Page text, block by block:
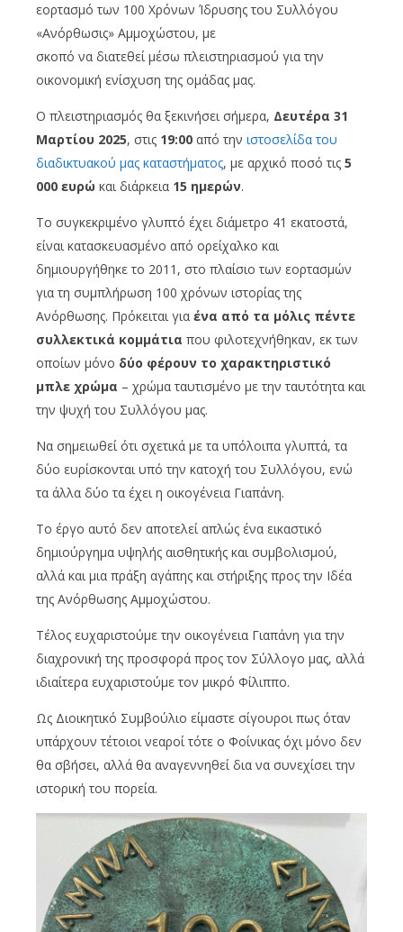
εορτασμό των 100 Χρόνων Ίδρυσης του Συλλόγου
«Ανόρθωσις» Αμμοχώστου, με
σκοπό να διατεθεί μέσω πλειστηριασμού για την
οικονομική ενίσχυση της ομάδας μας.
Ο πλειστηριασμός θα ξεκινήσει σήμερα, Δευτέρα 31
Μαρτίου 2025, στις 19:00 από την ιστοσελίδα του
διαδικτυακού μας καταστήματος, με αρχικό ποσό τις 5
000 ευρώ και διάρκεια 15 ημερών.
Το συγκεκριμένο γλυπτό έχει διάμετρο 41 εκατοστά,
είναι κατασκευασμένο από ορείχαλκο και
δημιουργήθηκε το 2011, στο πλαίσιο των εορτασμών
για τη συμπλήρωση 100 χρόνων ιστορίας της
Ανόρθωσης. Πρόκειται για ένα από τα μόλις πέντε
συλλεκτικά κομμάτια που φιλοτεχνήθηκαν, εκ των
οποίων μόνο δύο φέρουν το χαρακτηριστικό
μπλε χρώμα – χρώμα ταυτισμένο με την ταυτότητα και
την ψυχή του Συλλόγου μας.
Να σημειωθεί ότι σχετικά με τα υπόλοιπα γλυπτά, τα
δύο ευρίσκονται υπό την κατοχή του Συλλόγου, ενώ
τα άλλα δύο τα έχει η οικογένεια Γιαπάνη.
Το έργο αυτό δεν αποτελεί απλώς ένα εικαστικό
δημιούργημα υψηλής αισθητικής και συμβολισμού,
αλλά και μια πράξη αγάπης και στήριξης προς την Ιδέα
της Ανόρθωσης Αμμοχώστου.
Τέλος ευχαριστούμε την οικογένεια Γιαπάνη για την
διαχρονική της προσφορά προς τον Σύλλογο μας, αλλά
ιδιαίτερα ευχαριστούμε τον μικρό Φίλιππο.
Ως Διοικητικό Συμβούλιο είμαστε σίγουροι πως όταν
υπάρχουν τέτοιοι νεαροί τότε ο Φοίνικας όχι μόνο δεν
θα σβήσει, αλλά θα αναγεννηθεί δια να συνεχίσει την
ιστορική του πορεία.